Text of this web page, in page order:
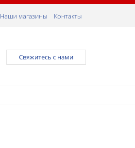
Наши магазины Контакты
Свяжитесь с нами